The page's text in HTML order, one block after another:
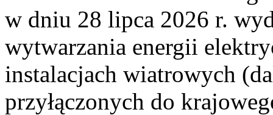
w dniu 28 lipca 2026 r.
wytwarzania energii
instalacjach wiatrowych
przyłączonych do